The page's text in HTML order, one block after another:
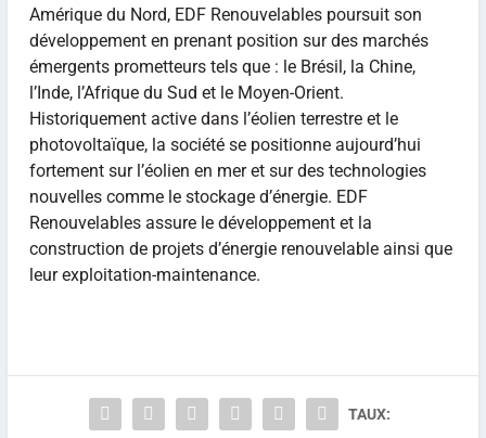
Amérique du Nord, EDF Renouvelables poursuit son
développement en prenant position sur des marchés
émergents prometteurs tels que : le Brésil, la Chine,
l’Inde, l’Afrique du Sud et le Moyen-Orient.
Historiquement active dans l’éolien terrestre et le
photovoltaïque, la société se positionne aujourd’hui
fortement sur l’éolien en mer et sur des technologies
nouvelles comme le stockage d’énergie. EDF
Renouvelables assure le développement et la
construction de projets d’énergie renouvelable ainsi que
leur exploitation-maintenance.
TAUX: